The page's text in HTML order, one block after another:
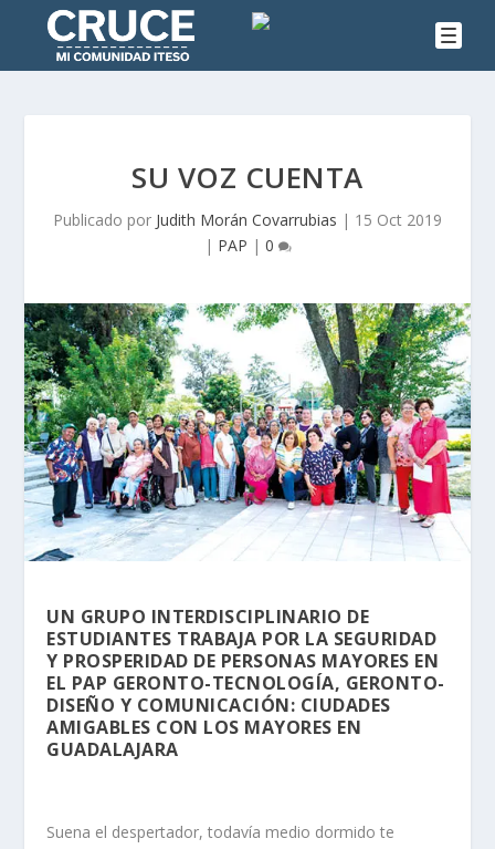
SU VOZ CUENTA
Publicado por Judith Morán Covarrubias | 15 Oct 2019
| PAP | 0
UN GRUPO INTERDISCIPLINARIO DE
ESTUDIANTES TRABAJA POR LA SEGURIDAD
Y PROSPERIDAD DE PERSONAS MAYORES EN
EL PAP GERONTO-TECNOLOGÍA, GERONTO-
DISEÑO Y COMUNICACIÓN: CIUDADES
AMIGABLES CON LOS MAYORES EN
GUADALAJARA
Suena el despertador, todavía medio dormido te